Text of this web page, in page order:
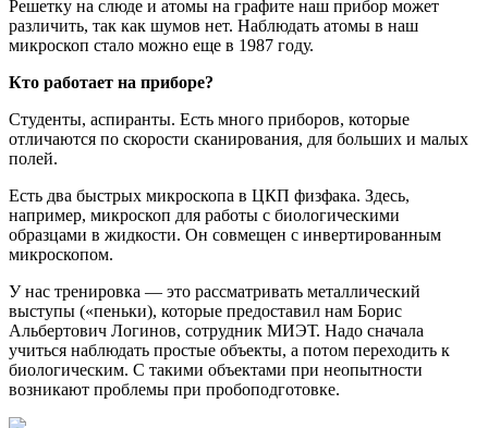
Решетку на слюде и атомы на графите наш прибор может
различить, так как шумов нет. Наблюдать атомы в наш
микроскоп стало можно еще в 1987 году.
Кто работает на приборе?
Студенты, аспиранты. Есть много приборов, которые
отличаются по скорости сканирования, для больших и малых
полей.
Есть два быстрых микроскопа в ЦКП физфака. Здесь,
например, микроскоп для работы с биологическими
образцами в жидкости. Он совмещен с инвертированным
микроскопом.
У нас тренировка — это рассматривать металлический
выступы («пеньки), которые предоставил нам Борис
Альбертович Логинов, сотрудник МИЭТ. Надо сначала
учиться наблюдать простые объекты, а потом переходить к
биологическим. С такими объектами при неопытности
возникают проблемы при пробоподготовке.